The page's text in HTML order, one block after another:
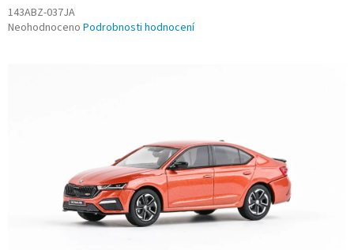
143ABZ-037JA
Průměrné
Neohodnoceno Podrobnosti hodnocení